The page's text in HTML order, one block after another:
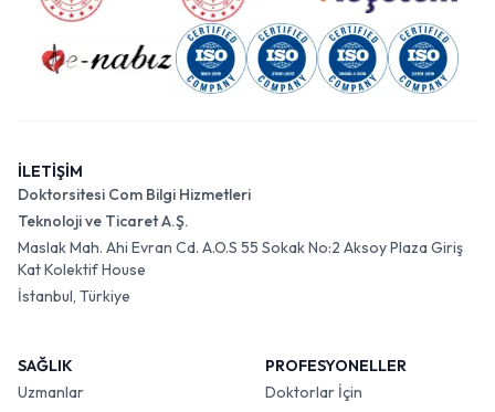
İLETİŞİM
Doktorsitesi Com Bilgi Hizmetleri
Teknoloji ve Ticaret A.Ş.
Maslak Mah. Ahi Evran Cd. A.O.S 55 Sokak No:2 Aksoy Plaza Giriş
Kat Kolektif House
İstanbul, Türkiye
SAĞLIK
Uzmanlar
PROFESYONELLER
Doktorlar İçin